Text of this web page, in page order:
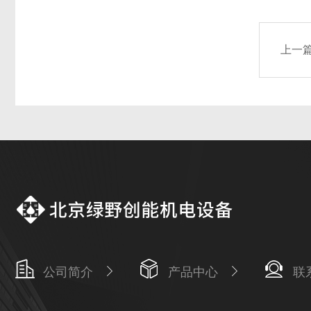
上一
公司简介 产品中心 联